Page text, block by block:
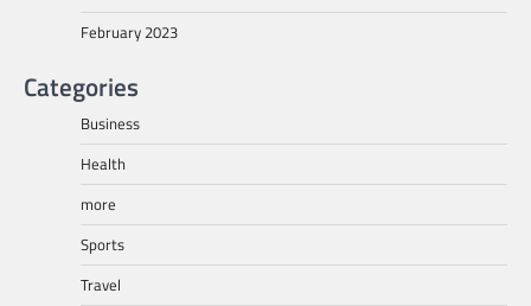
February 2023
Categories
Business
Health
more
Sports
Travel